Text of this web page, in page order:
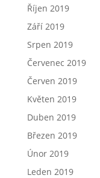
Říjen 2019
Září 2019
Srpen 2019
Červenec 2019
Červen 2019
Květen 2019
Duben 2019
Březen 2019
Únor 2019
Leden 2019